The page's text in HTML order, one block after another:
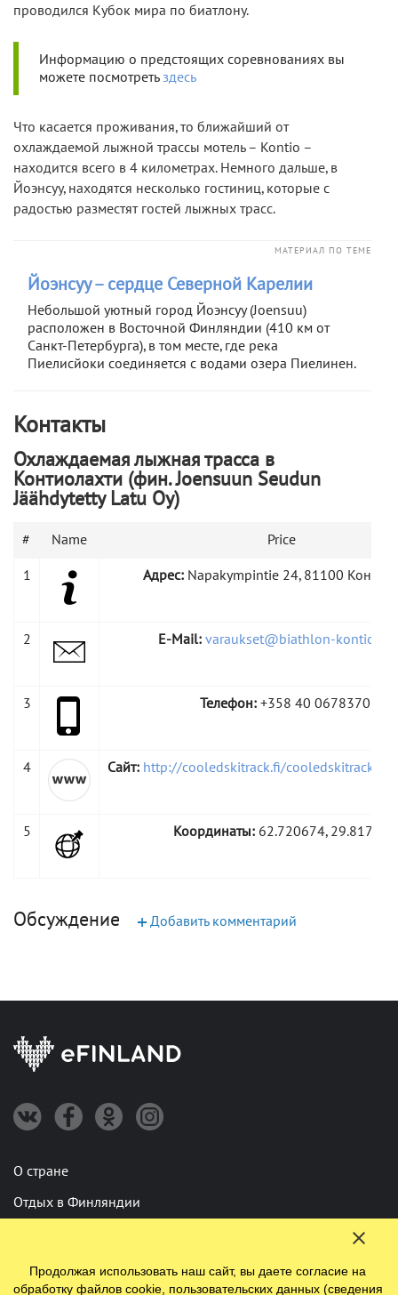
проводился Кубок мира по биатлону.
Информацию о предстоящих соревнованиях вы
можете посмотретьздесь
Что касается проживания, то ближайший от
охлаждаемой лыжной трассы мотель – Kontio –
находится всего в 4 километрах. Немного дальше, в
Йоэнсуу, находятся несколько гостиниц, которые с
радостью разместят гостей лыжных трасс.
МАТЕРИАЛ ПО ТЕМЕ
Йоэнсуу – сердце Северной Карелии
Небольшой уютный город Йоэнсуу (Joensuu)
расположен в Восточной Финляндии (410 км от
Санкт-Петербурга), в том месте, где река
Пиелисйоки соединяется с водами озера Пиелинен.
Контакты
Охлаждаемая лыжная трасса в
Контиолахти (фин. Joensuun Seudun
Jäähdytetty Latu Oy)
# Name Price
1 Адрес: Napakympintie 24, 81100
2 E-Mail: varaukset@biathlon-
3 Телефон: +358 40 0678370
4 Сайт: http://cooledskitrack.fi/cooledskitrack/
5 Координаты: 62.720674, 29.817359
Обсуждение + Добавить комментарий
О стране
Отдых в Финляндии
Пользовательское соглашение
Продолжая использовать наш сайт, вы даете согласие на
обработку файлов cookie, пользовательских данных (сведения